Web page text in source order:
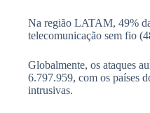
Na região LATAM, 49%
telecomunicação sem fio
Globalmente, os ataques
6.797.959, com os países
intrusivas.